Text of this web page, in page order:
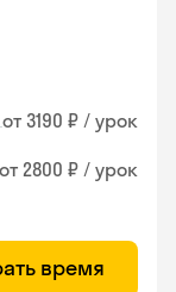
от 3190 ₽ / урок
от 2800 ₽ / урок
время